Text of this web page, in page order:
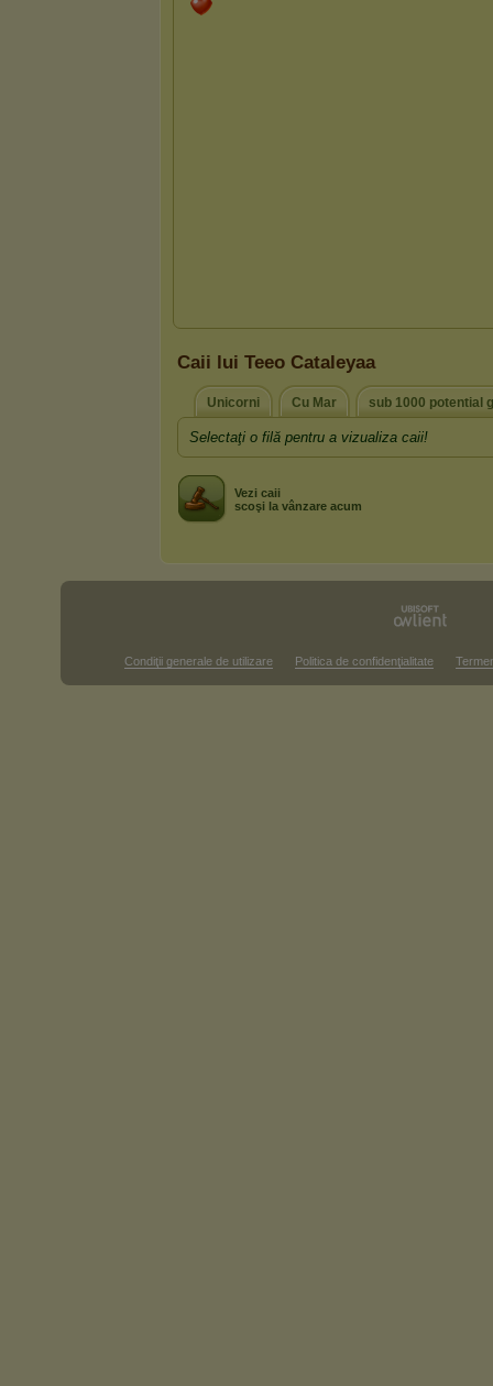
Caii lui Teeo Cataleyaa
Unicorni Cu Mar sub 1000 potential
Selectaţi o filă pentru a vizualiza caii!
Vezi caii
scoşi la vânzare acum
Condiţii generale de utilizare Politica de confidenţialitate